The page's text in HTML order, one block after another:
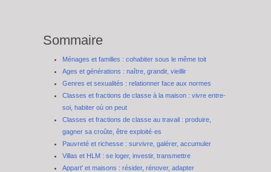
Sommaire
Ménages et familles : cohabiter sous le même toit
Ages et générations : naître, grandir, vieillir
Genres et sexualités : relationner face aux normes
Classes et fractions de classe à la maison : vivre entre-
soi, habiter où on peut
Classes et fractions de classe au travail : produire,
gagner sa croûte, être exploité·es
Pauvreté et richesse : survivre, galérer, accumuler
Villas et HLM : se loger, investir, transmettre
Appart' et maisons : résider, rénover, adapter